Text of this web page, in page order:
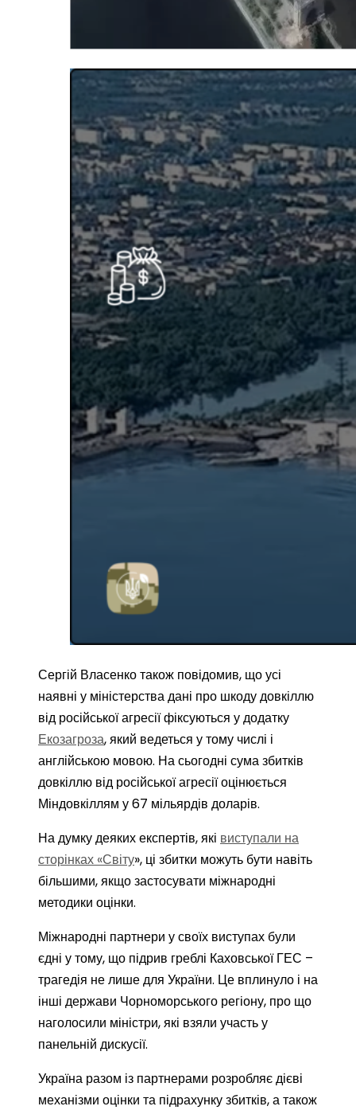
Сергій Власенко також повідомив, що усі
наявні у міністерства дані про шкоду довкіллю
від російської агресії фіксуються у додатку
Екозагроза, який ведеться у тому числі і
англійською мовою. На сьогодні сума збитків
довкіллю від російської агресії оцінюється
Міндовкіллям у 67 мільярдів доларів.
На думку деяких експертів, які виступали на
сторінках «Світу», ці збитки можуть бути навіть
більшими, якщо застосувати міжнародні
методики оцінки.
Міжнародні партнери у своїх виступах були
єдні у тому, що підрив греблі Каховської ГЕС –
трагедія не лише для України. Це вплинуло і на
інші держави Чорноморського регіону, про що
наголосили міністри, які взяли участь у
панельній дискусії.
Україна разом із партнерами розробляє дієві
механізми оцінки та підрахунку збитків, а також